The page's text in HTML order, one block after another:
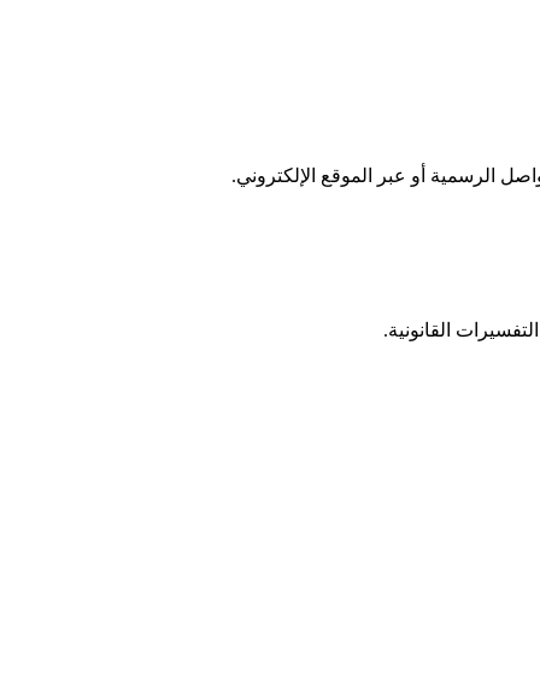
الرسمية أو عبر الموقع الإلكتروني.
القانونية.